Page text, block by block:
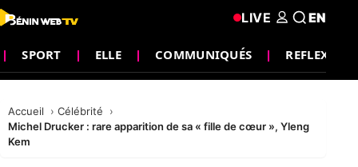
SPORT ELLE COMMUNIQUÉS REFLEXION
LIVE EN
Accueil
Célébrité
Michel Drucker : rare apparition de sa « fille de cœur », Yleng
Kem